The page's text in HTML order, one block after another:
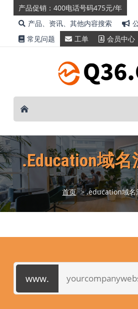
产品促销：400电话号码475元/年
产品、资讯、其他内容搜索
常见问题
工单 会员中心
.education域
首页 > .education域名